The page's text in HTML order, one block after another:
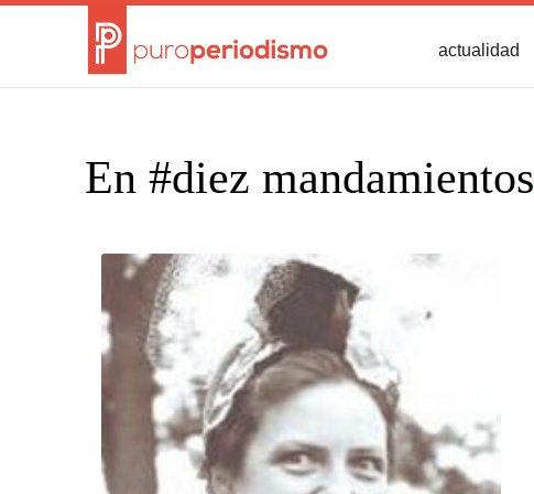
actualidad
En #diez mandamientos